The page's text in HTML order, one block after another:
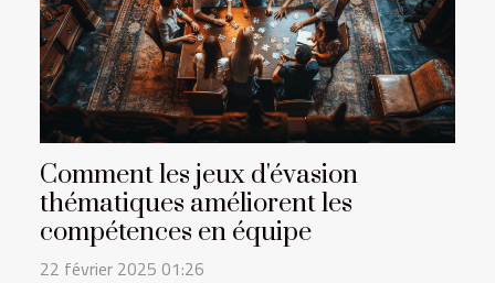
Comment les jeux d'évasion
thématiques améliorent les
compétences en équipe
22 février 2025 01:26